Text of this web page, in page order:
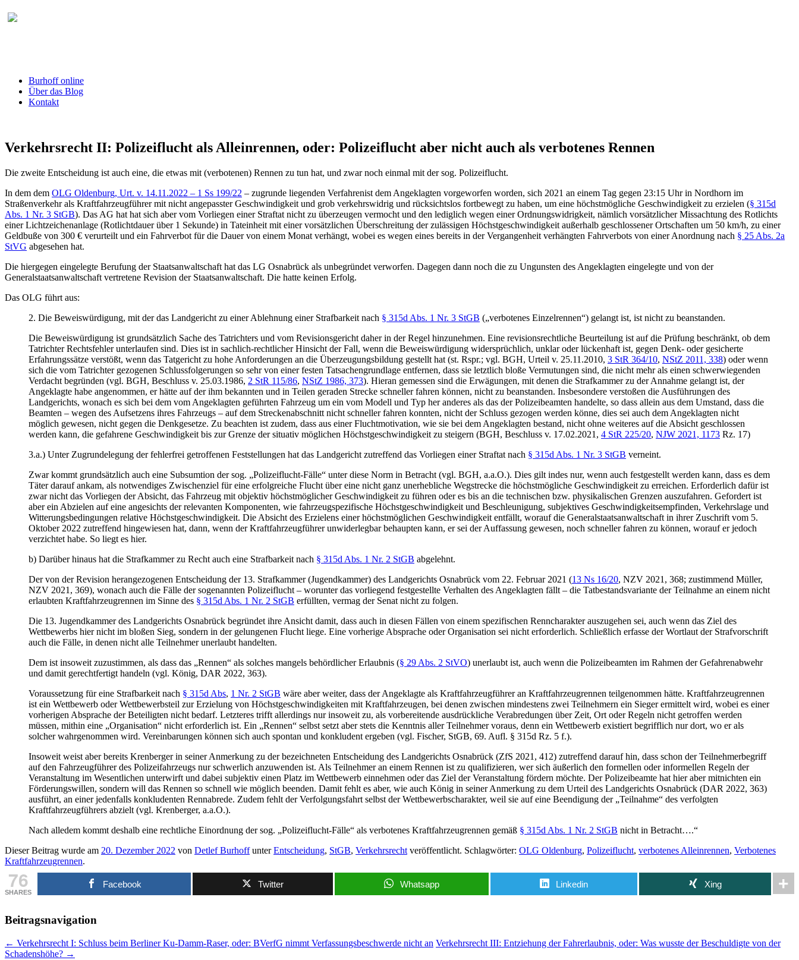
Burhoff online
Über das Blog
Kontakt
Verkehrsrecht II: Polizeiflucht als Alleinrennen, oder: Polizeiflucht aber nicht auch als verbotenes Rennen
Die zweite Entscheidung ist auch eine, die etwas mit (verbotenen) Rennen zu tun hat, und zwar noch einmal mit der sog. Polizeiflucht.
In dem dem OLG Oldenburg, Urt. v. 14.11.2022 – 1 Ss 199/22 – zugrunde liegenden Verfahrenist dem Angeklagten vorgeworfen worden, sich 2021 an einem Tag gegen 23:15 Uhr in Nordhorn im
Straßenverkehr als Kraftfahrzeugführer mit nicht angepasster Geschwindigkeit und grob verkehrswidrig und rücksichtslos fortbewegt zu haben, um eine höchstmögliche Geschwindigkeit zu erzielen (§ 315d
Abs. 1 Nr. 3 StGB). Das AG hat hat sich aber vom Vorliegen einer Straftat nicht zu überzeugen vermocht und den lediglich wegen einer Ordnungswidrigkeit, nämlich vorsätzlicher Missachtung des Rotlichts
einer Lichtzeichenanlage (Rotlichtdauer über 1 Sekunde) in Tateinheit mit einer vorsätzlichen Überschreitung der zulässigen Höchstgeschwindigkeit außerhalb geschlossener Ortschaften um 50 km/h, zu einer
Geldbuße von 300 € verurteilt und ein Fahrverbot für die Dauer von einem Monat verhängt, wobei es wegen eines bereits in der Vergangenheit verhängten Fahrverbots von einer Anordnung nach § 25 Abs. 2a
StVG abgesehen hat.
Die hiergegen eingelegte Berufung der Staatsanwaltschaft hat das LG Osnabrück als unbegründet verworfen. Dagegen dann noch die zu Ungunsten des Angeklagten eingelegte und von der
Generalstaatsanwaltschaft vertretene Revision der Staatsanwaltschaft. Die hatte keinen Erfolg.
Das OLG führt aus:
2. Die Beweiswürdigung, mit der das Landgericht zu einer Ablehnung einer Strafbarkeit nach § 315d Abs. 1 Nr. 3 StGB („verbotenes Einzelrennen“) gelangt ist, ist nicht zu beanstanden.
Die Beweiswürdigung ist grundsätzlich Sache des Tatrichters und vom Revisionsgericht daher in der Regel hinzunehmen. Eine revisionsrechtliche Beurteilung ist auf die Prüfung beschränkt, ob dem
Tatrichter Rechtsfehler unterlaufen sind. Dies ist in sachlich-rechtlicher Hinsicht der Fall, wenn die Beweiswürdigung widersprüchlich, unklar oder lückenhaft ist, gegen Denk- oder gesicherte
Erfahrungssätze verstößt, wenn das Tatgericht zu hohe Anforderungen an die Überzeugungsbildung gestellt hat (st. Rspr.; vgl. BGH, Urteil v. 25.11.2010, 3 StR 364/10, NStZ 2011, 338) oder wenn
sich die vom Tatrichter gezogenen Schlussfolgerungen so sehr von einer festen Tatsachengrundlage entfernen, dass sie letztlich bloße Vermutungen sind, die nicht mehr als einen schwerwiegenden
Verdacht begründen (vgl. BGH, Beschluss v. 25.03.1986, 2 StR 115/86, NStZ 1986, 373). Hieran gemessen sind die Erwägungen, mit denen die Strafkammer zu der Annahme gelangt ist, der
Angeklagte habe angenommen, er hätte auf der ihm bekannten und in Teilen geraden Strecke schneller fahren können, nicht zu beanstanden. Insbesondere verstoßen die Ausführungen des
Landgerichts, wonach es sich bei dem vom Angeklagten geführten Fahrzeug um ein vom Modell und Typ her anderes als das der Polizeibeamten handelte, so dass allein aus dem Umstand, dass die
Beamten – wegen des Aufsetzens ihres Fahrzeugs – auf dem Streckenabschnitt nicht schneller fahren konnten, nicht der Schluss gezogen werden könne, dies sei auch dem Angeklagten nicht
möglich gewesen, nicht gegen die Denkgesetze. Zu beachten ist zudem, dass aus einer Fluchtmotivation, wie sie bei dem Angeklagten bestand, nicht ohne weiteres auf die Absicht geschlossen
werden kann, die gefahrene Geschwindigkeit bis zur Grenze der situativ möglichen Höchstgeschwindigkeit zu steigern (BGH, Beschluss v. 17.02.2021, 4 StR 225/20, NJW 2021, 1173 Rz. 17)
3.a.) Unter Zugrundelegung der fehlerfrei getroffenen Feststellungen hat das Landgericht zutreffend das Vorliegen einer Straftat nach § 315d Abs. 1 Nr. 3 StGB verneint.
Zwar kommt grundsätzlich auch eine Subsumtion der sog. „Polizeiflucht-Fälle“ unter diese Norm in Betracht (vgl. BGH, a.a.O.). Dies gilt indes nur, wenn auch festgestellt werden kann, dass es dem
Täter darauf ankam, als notwendiges Zwischenziel für eine erfolgreiche Flucht über eine nicht ganz unerhebliche Wegstrecke die höchstmögliche Geschwindigkeit zu erreichen. Erforderlich dafür ist
zwar nicht das Vorliegen der Absicht, das Fahrzeug mit objektiv höchstmöglicher Geschwindigkeit zu führen oder es bis an die technischen bzw. physikalischen Grenzen auszufahren. Gefordert ist
aber ein Abzielen auf eine angesichts der relevanten Komponenten, wie fahrzeugspezifische Höchstgeschwindigkeit und Beschleunigung, subjektives Geschwindigkeitsempfinden, Verkehrslage und
Witterungsbedingungen relative Höchstgeschwindigkeit. Die Absicht des Erzielens einer höchstmöglichen Geschwindigkeit entfällt, worauf die Generalstaatsanwaltschaft in ihrer Zuschrift vom 5.
Oktober 2022 zutreffend hingewiesen hat, dann, wenn der Kraftfahrzeugführer unwiderlegbar behaupten kann, er sei der Auffassung gewesen, noch schneller fahren zu können, worauf er jedoch
verzichtet habe. So liegt es hier.
b) Darüber hinaus hat die Strafkammer zu Recht auch eine Strafbarkeit nach § 315d Abs. 1 Nr. 2 StGB abgelehnt.
Der von der Revision herangezogenen Entscheidung der 13. Strafkammer (Jugendkammer) des Landgerichts Osnabrück vom 22. Februar 2021 (13 Ns 16/20, NZV 2021, 368; zustimmend Müller,
NZV 2021, 369), wonach auch die Fälle der sogenannten Polizeiflucht – worunter das vorliegend festgestellte Verhalten des Angeklagten fällt – die Tatbestandsvariante der Teilnahme an einem nicht
erlaubten Kraftfahrzeugrennen im Sinne des § 315d Abs. 1 Nr. 2 StGB erfüllten, vermag der Senat nicht zu folgen.
Die 13. Jugendkammer des Landgerichts Osnabrück begründet ihre Ansicht damit, dass auch in diesen Fällen von einem spezifischen Renncharakter auszugehen sei, auch wenn das Ziel des
Wettbewerbs hier nicht im bloßen Sieg, sondern in der gelungenen Flucht liege. Eine vorherige Absprache oder Organisation sei nicht erforderlich. Schließlich erfasse der Wortlaut der Strafvorschrift
auch die Fälle, in denen nicht alle Teilnehmer unerlaubt handelten.
Dem ist insoweit zuzustimmen, als dass das „Rennen“ als solches mangels behördlicher Erlaubnis (§ 29 Abs. 2 StVO) unerlaubt ist, auch wenn die Polizeibeamten im Rahmen der Gefahrenabwehr
und damit gerechtfertigt handeln (vgl. König, DAR 2022, 363).
Voraussetzung für eine Strafbarkeit nach § 315d Abs, 1 Nr. 2 StGB wäre aber weiter, dass der Angeklagte als Kraftfahrzeugführer an Kraftfahrzeugrennen teilgenommen hätte. Kraftfahrzeugrennen
ist ein Wettbewerb oder Wettbewerbsteil zur Erzielung von Höchstgeschwindigkeiten mit Kraftfahrzeugen, bei denen zwischen mindestens zwei Teilnehmern ein Sieger ermittelt wird, wobei es einer
vorherigen Absprache der Beteiligten nicht bedarf. Letzteres trifft allerdings nur insoweit zu, als vorbereitende ausdrückliche Verabredungen über Zeit, Ort oder Regeln nicht getroffen werden
müssen, mithin eine „Organisation“ nicht erforderlich ist. Ein „Rennen“ selbst setzt aber stets die Kenntnis aller Teilnehmer voraus, denn ein Wettbewerb existiert begrifflich nur dort, wo er als
solcher wahrgenommen wird. Vereinbarungen können sich auch spontan und konkludent ergeben (vgl. Fischer, StGB, 69. Aufl. § 315d Rz. 5 f.).
Insoweit weist aber bereits Krenberger in seiner Anmerkung zu der bezeichneten Entscheidung des Landgerichts Osnabrück (ZfS 2021, 412) zutreffend darauf hin, dass schon der Teilnehmerbegriff
auf den Fahrzeugführer des Polizeifahrzeugs nur schwerlich anzuwenden ist. Als Teilnehmer an einem Rennen ist zu qualifizieren, wer sich äußerlich den formellen oder informellen Regeln der
Veranstaltung im Wesentlichen unterwirft und dabei subjektiv einen Platz im Wettbewerb einnehmen oder das Ziel der Veranstaltung fördern möchte. Der Polizeibeamte hat hier aber mitnichten ein
Förderungswillen, sondern will das Rennen so schnell wie möglich beenden. Damit fehlt es aber, wie auch König in seiner Anmerkung zu dem Urteil des Landgerichts Osnabrück (DAR 2022, 363)
ausführt, an einer jedenfalls konkludenten Rennabrede. Zudem fehlt der Verfolgungsfahrt selbst der Wettbewerbscharakter, weil sie auf eine Beendigung der „Teilnahme“ des verfolgten
Kraftfahrzeugführers abzielt (vgl. Krenberger, a.a.O.).
Nach alledem kommt deshalb eine rechtliche Einordnung der sog. „Polizeiflucht-Fälle“ als verbotenes Kraftfahrzeugrennen gemäß § 315d Abs. 1 Nr. 2 StGB nicht in Betracht….“
Dieser Beitrag wurde am 20. Dezember 2022 von Detlef BurhoffunterEntscheidung, StGB, Verkehrsrecht veröffentlicht. Schlagwörter: OLG Oldenburg, Polizeiflucht, verbotenes Alleinrennen, Verbotenes
Kraftfahrzeugrennen.
76
SHARES
Facebook Twitter Whatsapp Linkedin Xing
Beitragsnavigation
← Verkehrsrecht I: Schluss beim Berliner Ku-Damm-Raser, oder: BVerfG nimmt Verfassungsbeschwerde nicht an Verkehrsrecht III: Entziehung der Fahrerlaubnis, oder: Was wusste der Beschuldigte von der
Schadenshöhe? →